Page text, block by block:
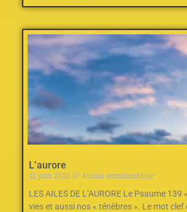
L’aurore
21 juin 2026
Aucun commentaire
LES AILES DE L’AURORE Le Psaume 139‭ ‬«‮ ‬éclaire‮ ‬»‭ ‬nos
vies et aussi nos‭ ‬«‮ ‬ténèbres‮ ‬»‭.‬ Le mot clef est «‭ ‬sha’har‮ ‬»‭ :